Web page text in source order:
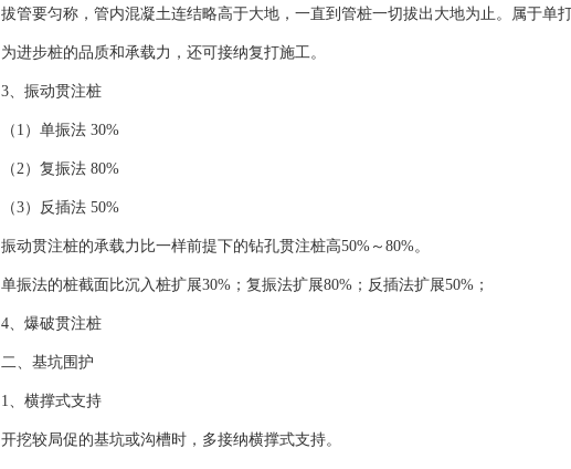
拔管要匀称，管内混凝土连结略高于大地，一直到管桩一切拔出大地为止。属于单打
为进步桩的品质和承载力，还可接纳复打施工。
3、振动贯注桩
（1）单振法 30%
（2）复振法 80%
（3）反插法 50%
振动贯注桩的承载力比一样前提下的钻孔贯注桩高50%～80%。
单振法的桩截面比沉入桩扩展30%；复振法扩展80%；反插法扩展50%；
4、爆破贯注桩
二、基坑围护
1、横撑式支持
开挖较局促的基坑或沟槽时，多接纳横撑式支持。